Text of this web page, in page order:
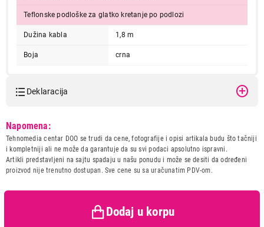
Teflonske podloške za glatko kretanje po podlozi
Dužina kabla 1,8 m
Boja crna
Deklaracija
Naziv i vrsta robe:
MIS
Uvoznik:
Zemlja porekla:
Prava potrošača:
Zagarantovana sva prava
zaštiti potrošača
Napomena:
Tehnomedia centar DOO se trudi da cene, fotografije i opisi artikala budu što tačniji
i kompletniji ali ne može da garantuje da su svi podaci apsolutno ispravni.
Artikli predstavljeni na sajtu spadaju u našu ponudu i može se desiti da određeni
proizvod nije trenutno dostupan. Sve cene su sa uračunatim PDV-om.
Dodaj u korpu
7.780,00
MISEVI
HAMA uRage Reaper Revolution crni
113749
Proizvod je dodat u korpu.
Ukupno u korpi:0,00